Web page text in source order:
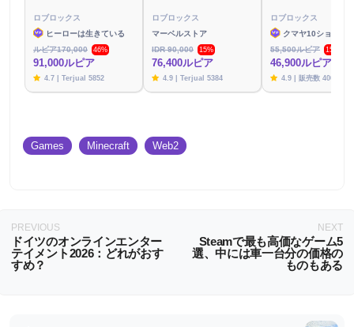
ロブロックス
ヒーローは生きている
ルピア170,000
46%
91,000ルピア
4.7 | Terjual 5852
ロブロックス
マーベルストア
IDR 90,000
15%
76,400ルピア
4.9 | Terjual 5384
ロブロックス
クマヤ10ショップ
55,500ルピア
15%
46,900ルピア
4.9 | 販売数 4003
Games Minecraft Web2
PREVIOUS
ドイツのオンラインエンター
テイメント2026：どれがおす
すめ？
NEXT
Steamで最も高価なゲーム5
選、中には車一台分の価格の
ものもある